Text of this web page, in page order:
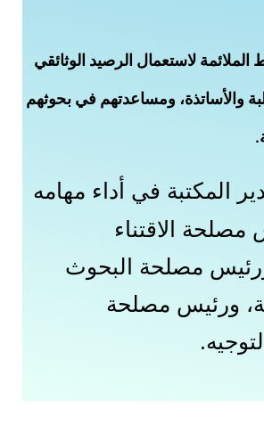
لاستعمال الرصيد الوثائقي
والأساتذة، ومساعدتهم في بحوثهم
المكتبة في أداء مهامه
الاقتناء
ورئيس مصلحة البحوث
ورئيس مصلحة